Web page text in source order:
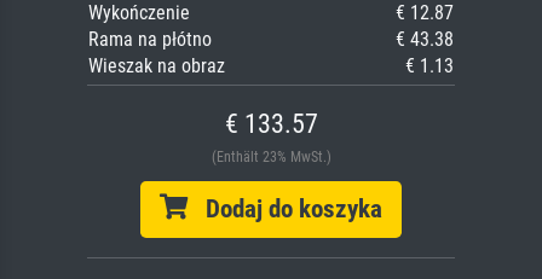
Wykończenie
€ 12.87
Rama na płótno
€ 43.38
Wieszak na obraz
€ 1.13
€ 133.57
(Enthält 23% MwSt.)
Dodaj do koszyka